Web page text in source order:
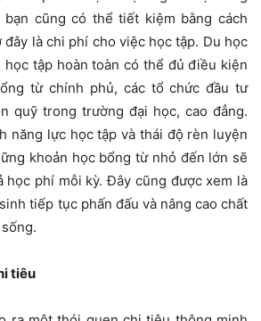
cũng có thể tiết kiệm bằng cách
là chi phí cho việc học tập. Du học
tập hoàn toàn có thể đủ điều kiện
từ chính phủ, các tổ chức đầu tư
quỹ trong trường đại học, cao đẳng.
năng lực học tập và thái độ rèn luyện
khoản học bổng từ nhỏ đến lớn sẽ
học phí mỗi kỳ. Đây cũng được xem là
tiếp tục phấn đấu và nâng cao chất
tiêu